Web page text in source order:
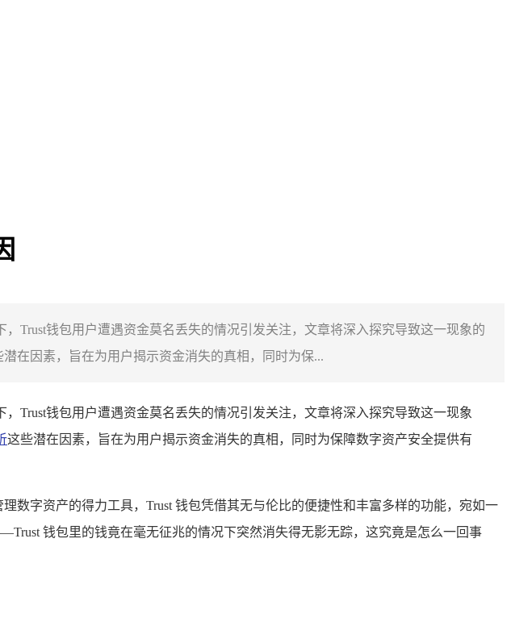
Trust钱包用户遭遇资金莫名丢失的情况引发关注，文章将深入探究导致这一现象的
在因素，旨在为用户揭示资金消失的真相，同时为保...
Trust钱包用户遭遇资金莫名丢失的情况引发关注，文章将深入探究导致这一现象
这些潜在因素，旨在为用户揭示资金消失的真相，同时为保障数字资产安全提供有
数字资产的得力工具，Trust 钱包凭借其无与伦比的便捷性和丰富多样的功能，宛如一
钱包里的钱竟在毫无征兆的情况下突然消失得无影无踪，这究竟是怎么一回事